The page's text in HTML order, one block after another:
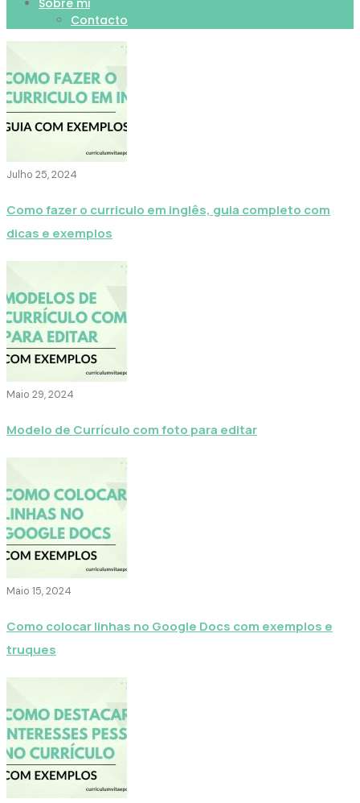
Sobre mi
Contacto
Julho 25, 2024
Como fazer o curriculo em inglês, guia completo com
dicas e exemplos
Maio 29, 2024
Modelo de Currículo com foto para editar
Maio 15, 2024
Como colocar linhas no Google Docs com exemplos e
truques